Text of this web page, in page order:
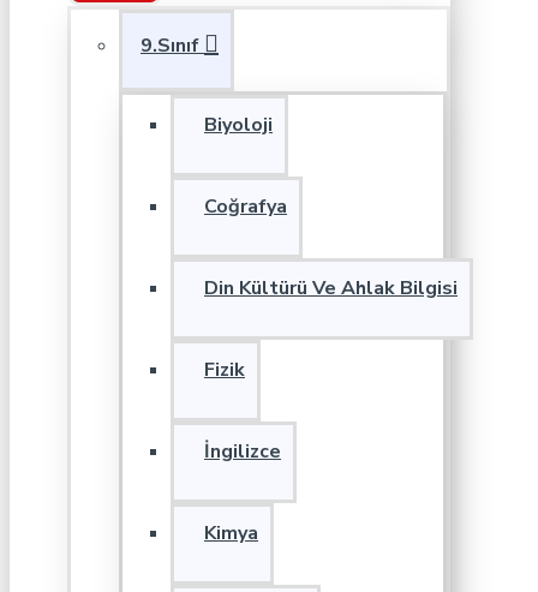
9.Sınıf
Biyoloji
Coğrafya
Din Kültürü Ve Ahlak Bilgisi
Fizik
İngilizce
Kimya